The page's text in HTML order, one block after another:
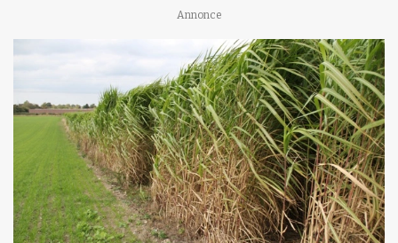
Annonce